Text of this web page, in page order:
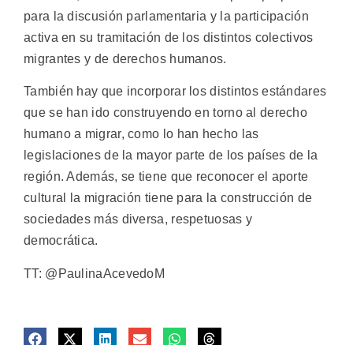
para la discusión parlamentaria y la participación
activa en su tramitación de los distintos colectivos
migrantes y de derechos humanos.
También hay que incorporar los distintos estándares
que se han ido construyendo en torno al derecho
humano a migrar, como lo han hecho las
legislaciones de la mayor parte de los países de la
región. Además, se tiene que reconocer el aporte
cultural la migración tiene para la construcción de
sociedades más diversa, respetuosas y
democrática.
TT: @PaulinaAcevedoM